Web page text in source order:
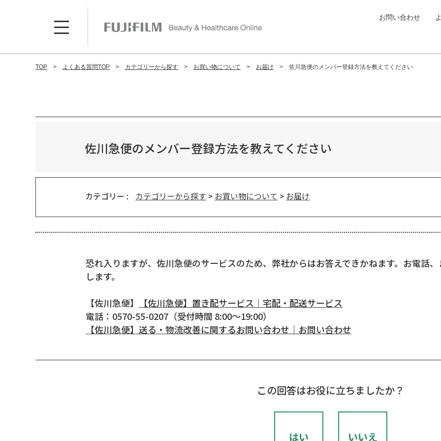
お問い合わせ
TOP よくある質問TOP カテゴリーから探す お買い物について お届け 佐川急便のメンバー登録方法を教えてください
佐川急便のメンバー登録方法を教えてください
カテゴリー : カテゴリーから探す > お買い物について > お届け
恐れ入りますが、佐川急便のサービスのため、弊社からはお答えできかねます。お電話
します。
【佐川急便】
【佐川急便】置き配サービス｜宅配・配送サービス
電話： 0570-55-0207 （受付時間 8:00～19:00）
【佐川急便】送る・物流改善に関するお問い合わせ｜お問い合わせ
この回答はお役に立ちましたか？
はい いいえ